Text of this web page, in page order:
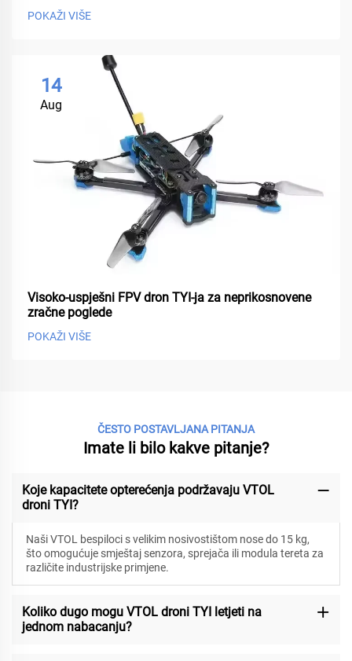
POKAŽI VIŠE
14
Aug
Visoko-uspješni FPV dron TYI-ja za neprikosnovene
zračne poglede
POKAŽI VIŠE
ČESTO POSTAVLJANA PITANJA
Imate li bilo kakve pitanje?
Koje kapacitete opterećenja podržavaju VTOL
droni TYI?
Naši VTOL bespiloci s velikim nosivostištom nose do 15 kg,
što omogućuje smještaj senzora, sprejača ili modula tereta za
različite industrijske primjene.
Koliko dugo mogu VTOL droni TYI letjeti na
jednom nabacanju?